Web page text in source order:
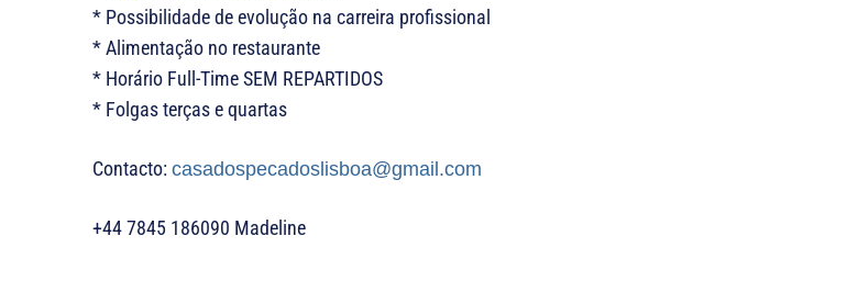
* Possibilidade de evolução na carreira profissional
* Alimentação no restaurante
* Horário Full-Time SEM REPARTIDOS
* Folgas terças e quartas
Contacto: casadospecadoslisboa@gmail.com
+44 7845 186090 Madeline